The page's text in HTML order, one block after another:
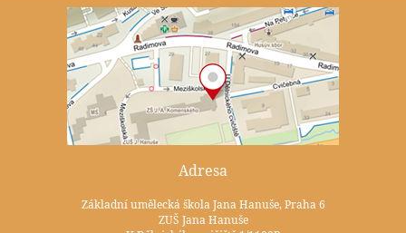
Adresa
Základní umělecká škola Jana Hanuše, Praha 6
ZUŠ Jana Hanuše